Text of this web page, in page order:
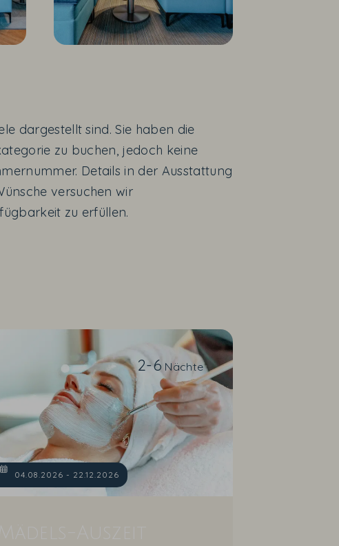
dargestellt sind. Sie haben die
zu buchen, jedoch keine
Details in der Ausstattung
versuchen wir
zu erfüllen.
2-6 Nächte
04.08.2026 - 22.12.2026